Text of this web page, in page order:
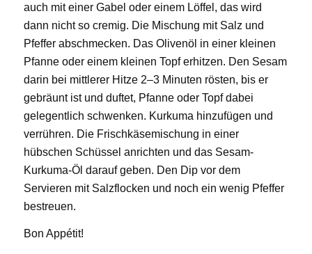
auch mit einer Gabel oder einem Löffel, das wird
dann nicht so cremig. Die Mischung mit Salz und
Pfeffer abschmecken. Das Olivenöl in einer kleinen
Pfanne oder einem kleinen Topf erhitzen. Den Sesam
darin bei mittlerer Hitze 2–3 Minuten rösten, bis er
gebräunt ist und duftet, Pfanne oder Topf dabei
gelegentlich schwenken. Kurkuma hinzufügen und
verrühren. Die Frischkäsemischung in einer
hübschen Schüssel anrichten und das Sesam-
Kurkuma-Öl darauf geben. Den Dip vor dem
Servieren mit Salzflocken und noch ein wenig Pfeffer
bestreuen.
Bon Appétit!